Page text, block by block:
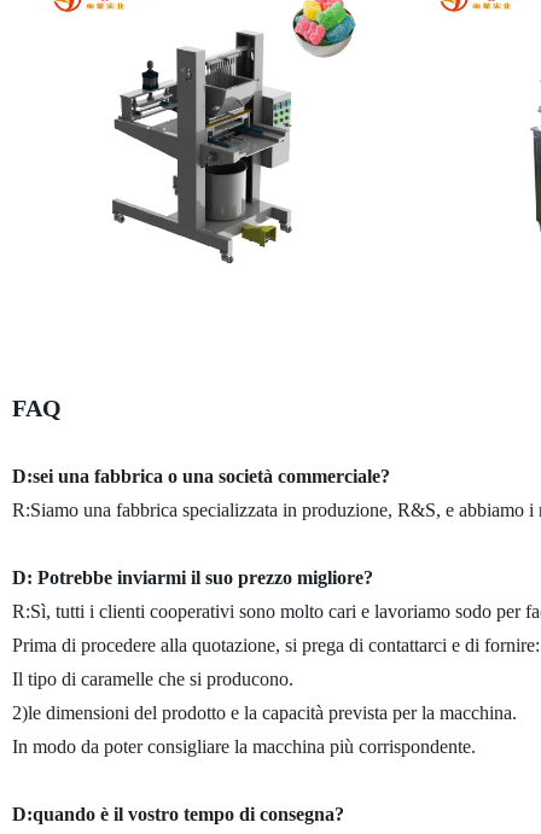
FAQ
D:sei una fabbrica o una società commerciale?
R:Siamo una fabbrica specializzata in produzione, R&S, e abbiamo
D: Potrebbe inviarmi il suo prezzo migliore?
R:Sì, tutti i clienti cooperativi sono molto cari e lavoriamo sodo per
Prima di procedere alla quotazione, si prega di contattarci e di fornire:
Il tipo di caramelle che si producono.
2)le dimensioni del prodotto e la capacità prevista per la macchina.
In modo da poter consigliare la macchina più corrispondente.
D:quando è il vostro tempo di consegna?